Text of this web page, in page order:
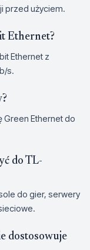
przed użyciem.
Ethernet?
Ethernet z
s.
Green Ethernet do
do TL-
do gier, serwery
dostosowuje